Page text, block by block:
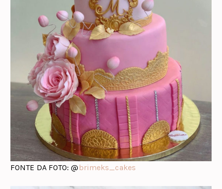
FONTE DA FOTO: @ brimeks_cakes